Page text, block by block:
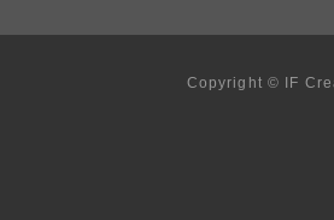
Copyright © IF